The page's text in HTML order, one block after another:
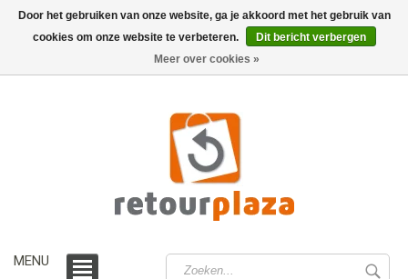
MENU
Door het gebruiken van onze website, ga je akkoord met het gebruik van
cookies om onze website te verbeteren.
Dit bericht verbergen
Meer over cookies »